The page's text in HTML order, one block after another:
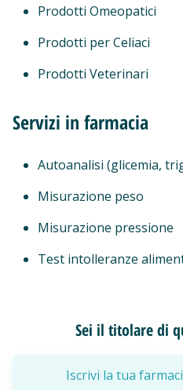
Prodotti Omeopatici
Prodotti per Celiaci
Prodotti Veterinari
Servizi in farmacia
Autoanalisi (glicemia,
Misurazione peso
Misurazione pressione
Test intolleranze
Sei il titolare di
Iscrivi la tua